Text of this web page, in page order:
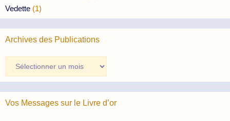
Vedette (1)
Archives des Publications
des
Publications
Vos Messages sur le Livre d’or